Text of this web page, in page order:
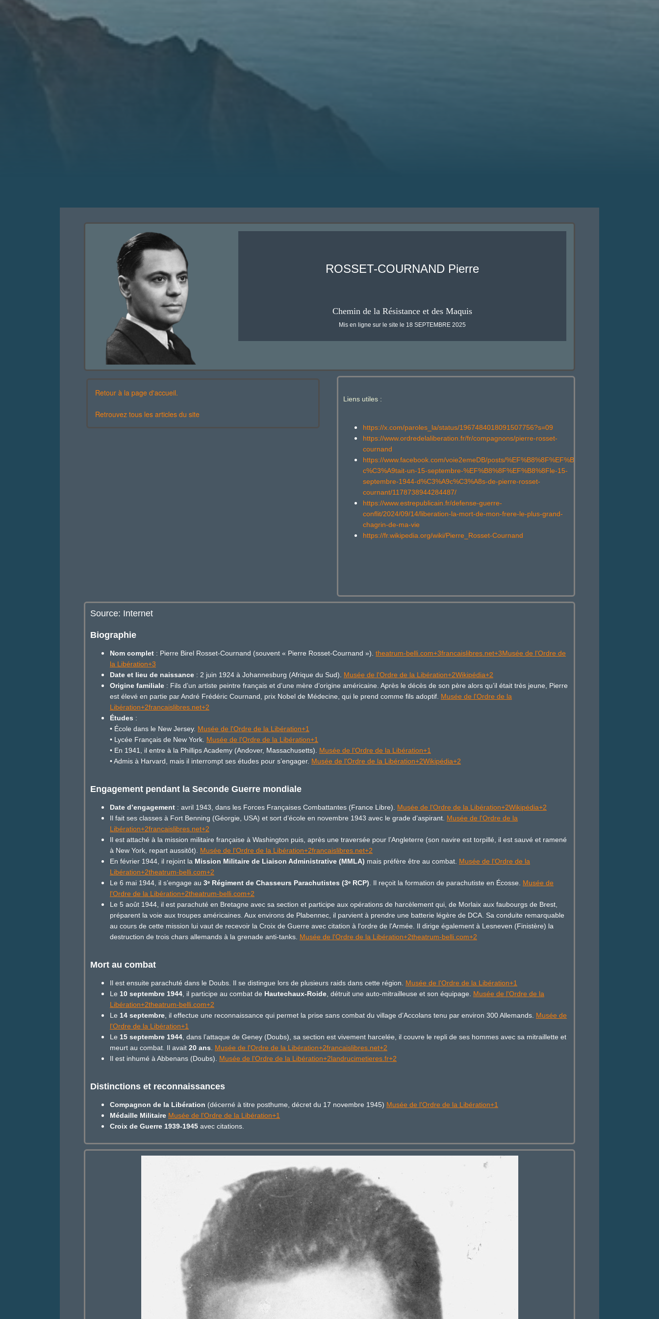
ROSSET-COURNAND Pierre
Chemin de la Résistance et des Maquis
Mis en ligne sur le site le 18 SEPTEMBRE 2025
Retour à la page d'accueil.
Retrouvez tous les articles du site
Liens utiles :
https://x.com/paroles_la/status/1967484018091507756?s=09
https://www.ordredelaliberation.fr/fr/compagnons/pierre-rosset-
cournand
https://www.facebook.com/voie2emeDB/posts/%EF%B8%8F%EF%B8%8F-
c%C3%A9tait-un-15-septembre-%EF%B8%8F%EF%B8%8Fle-15-
septembre-1944-d%C3%A9c%C3%A8s-de-pierre-rosset-
cournant/1178738944284487/
https://www.estrepublicain.fr/defense-guerre-
conflit/2024/09/14/liberation-la-mort-de-mon-frere-le-plus-grand-
chagrin-de-ma-vie
https://fr.wikipedia.org/wiki/Pierre_Rosset-Cournand
Source: Internet
Biographie
Nom complet : Pierre Birel Rosset-Cournand (souvent « Pierre Rosset-Cournand »). theatrum-belli.com+3francaislibres.net+3Musée de l'Ordre de
la Libération+3
Date et lieu de naissance : 2 juin 1924 à Johannesburg (Afrique du Sud). Musée de l'Ordre de la Libération+2Wikipédia+2
Origine familiale : Fils d’un artiste peintre français et d’une mère d’origine américaine. Après le décès de son père alors qu’il était très jeune, Pierre
est élevé en partie par André Frédéric Cournand, prix Nobel de Médecine, qui le prend comme fils adoptif. Musée de l'Ordre de la
Libération+2francaislibres.net+2
Études :
• École dans le New Jersey. Musée de l'Ordre de la Libération+1
• Lycée Français de New York. Musée de l'Ordre de la Libération+1
• En 1941, il entre à la Phillips Academy (Andover, Massachusetts). Musée de l'Ordre de la Libération+1
• Admis à Harvard, mais il interrompt ses études pour s’engager. Musée de l'Ordre de la Libération+2Wikipédia+2
Engagement pendant la Seconde Guerre mondiale
Date d’engagement : avril 1943, dans les Forces Françaises Combattantes (France Libre). Musée de l'Ordre de la Libération+2Wikipédia+2
Il fait ses classes à Fort Benning (Géorgie, USA) et sort d’école en novembre 1943 avec le grade d’aspirant. Musée de l'Ordre de la
Libération+2francaislibres.net+2
Il est attaché à la mission militaire française à Washington puis, après une traversée pour l’Angleterre (son navire est torpillé, il est sauvé et ramené
à New York, repart aussitôt). Musée de l'Ordre de la Libération+2francaislibres.net+2
En février 1944, il rejoint la Mission Militaire de Liaison Administrative (MMLA) mais préfère être au combat. Musée de l'Ordre de la
Libération+2theatrum-belli.com+2
Le 6 mai 1944, il s’engage au 3ᵉ Régiment de Chasseurs Parachutistes (3ᵉ RCP) . Il reçoit la formation de parachutiste en Écosse. Musée de
l'Ordre de la Libération+2theatrum-belli.com+2
Le 5 août 1944, il est parachuté en Bretagne avec sa section et participe aux opérations de harcèlement qui, de Morlaix aux faubourgs de Brest,
préparent la voie aux troupes américaines. Aux environs de Plabennec, il parvient à prendre une batterie légère de DCA. Sa conduite remarquable
au cours de cette mission lui vaut de recevoir la Croix de Guerre avec citation à l'ordre de l'Armée. Il dirige également à Lesneven (Finistère) la
destruction de trois chars allemands à la grenade anti-tanks. Musée de l'Ordre de la Libération+2theatrum-belli.com+2
Mort au combat
Il est ensuite parachuté dans le Doubs. Il se distingue lors de plusieurs raids dans cette région. Musée de l'Ordre de la Libération+1
Le 10 septembre 1944 , il participe au combat de Hautechaux-Roide , détruit une auto-mitrailleuse et son équipage. Musée de l'Ordre de la
Libération+2theatrum-belli.com+2
Le 14 septembre , il effectue une reconnaissance qui permet la prise sans combat du village d’Accolans tenu par environ 300 Allemands. Musée de
l'Ordre de la Libération+1
Le 15 septembre 1944 , dans l’attaque de Geney (Doubs), sa section est vivement harcelée, il couvre le repli de ses hommes avec sa mitraillette et
meurt au combat. Il avait 20 ans
Musée de l'Ordre de la Libération+2francaislibres.net+2
Il est inhumé à Abbenans (Doubs). Musée de l'Ordre de la Libération+2landrucimetieres.fr+2
Distinctions et reconnaissances
Compagnon de la Libération (décerné à titre posthume, décret du 17 novembre 1945) Musée de l'Ordre de la Libération+1
Médaille Militaire Musée de l'Ordre de la Libération+1
Croix de Guerre 1939-1945 avec citations.